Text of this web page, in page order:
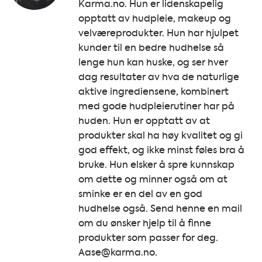
Karma.no. Hun er lidenskapelig
opptatt av hudpleie, makeup og
velværeprodukter. Hun har hjulpet
kunder til en bedre hudhelse så
lenge hun kan huske, og ser hver
dag resultater av hva de naturlige
aktive ingrediensene, kombinert
med gode hudpleierutiner har på
huden. Hun er opptatt av at
produkter skal ha høy kvalitet og gi
god effekt, og ikke minst føles bra å
bruke. Hun elsker å spre kunnskap
om dette og minner også om at
sminke er en del av en god
hudhelse også. Send henne en mail
om du ønsker hjelp til å finne
produkter som passer for deg.
Aase@karma.no.